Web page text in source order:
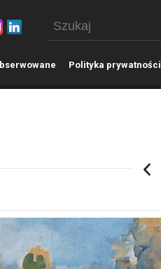
bserwowane Polityka prywatności